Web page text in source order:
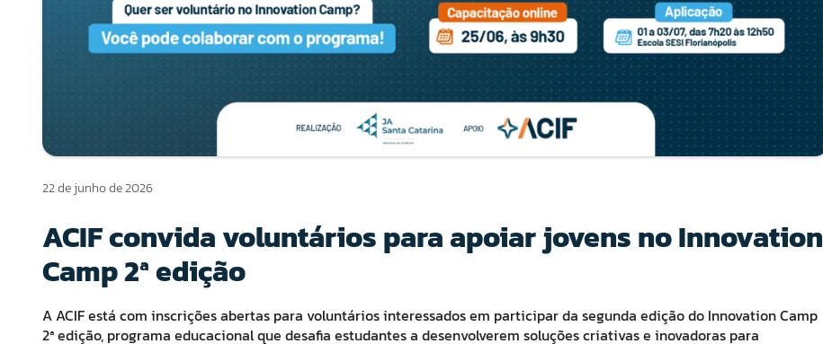
22 de junho de 2026
ACIF convida voluntários para apoiar jovens no Innovation
Camp 2ª edição
A ACIF está com inscrições abertas para voluntários interessados em participar da segunda edição do Innovation Camp
2ª edição, programa educacional que desafia estudantes a desenvolverem soluções criativas e inovadoras para